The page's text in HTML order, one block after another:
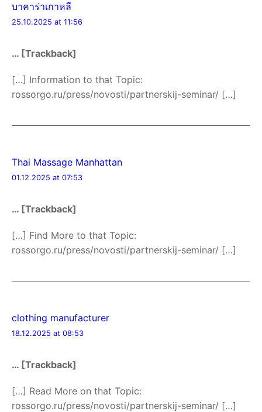
บาคาร่าเกาหลี
25.10.2025 at 11:56
… [Trackback]
[…] Information to that Topic:
rossorgo.ru/press/novosti/partnerskij-seminar/ […]
Thai Massage Manhattan
01.12.2025 at 07:53
… [Trackback]
[…] Find More to that Topic:
rossorgo.ru/press/novosti/partnerskij-seminar/ […]
clothing manufacturer
18.12.2025 at 08:53
… [Trackback]
[…] Read More on that Topic:
rossorgo.ru/press/novosti/partnerskij-seminar/ […]